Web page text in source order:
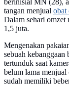
berinisial MN (28),
tangan menjual obat
Dalam sehari omzet
1,5 juta.
Mengenakan
sebuah
tertunduk saat
belum lama
sudah memiliki